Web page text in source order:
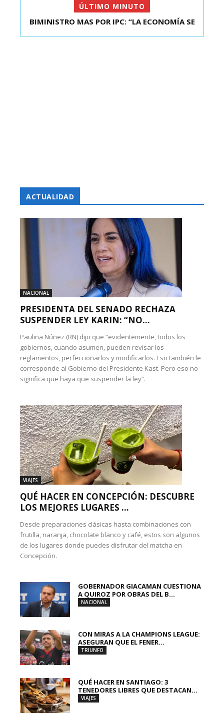
ÚLTIMO MINUTO
KAST SE REUNIÓ CON EL PRESIDENTE ELECTO DE
BIMINISTRO MAS POR IPC: “LA ECONOMÍA SE
ACTUALIDAD
NACIONAL
PRESIDENTA DEL SENADO RECHAZA
SUSPENDER LEY KARIN: “NO...
Paulina Núñez (RN) dijo que “evidentemente, todos los
gobiernos, cuando asumen, pueden revisar los
reglamentos, perfeccionarlos y modificarlos. Eso también le
corresponde al Gobierno del Presidente Kast. Pero eso no
significa que haya que suspender la ley”.
VIAJES
QUÉ HACER EN CONCEPCIÓN: DESCUBRE
LOS MEJORES LUGARES ...
Desde preparaciones clásicas hasta combinaciones con
frutilla, naranja, chocolate blanco y café, estos son algunos
de los lugares donde puedes disfrutar del matcha en
Concepción.
GOBERNADOR GIACAMAN CUESTIONA
A QUIROZ POR OBRAS DEL B...
NACIONAL
CON MIRAS A LA CHAMPIONS LEAGUE:
ASEGURAN QUE EL FENER...
TRIUNFO
QUÉ HACER EN SANTIAGO: 3
TENEDORES LIBRES QUE DESTACAN...
VIAJES